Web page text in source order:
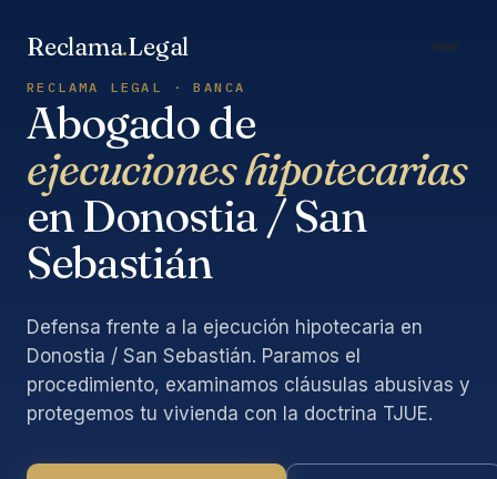
Reclama.Legal
RECLAMA LEGAL · BANCA
Abogado de
ejecuciones hipotecarias
en Donostia / San
Sebastián
Defensa frente a la ejecución hipotecaria en
Donostia / San Sebastián. Paramos el
procedimiento, examinamos cláusulas abusivas y
protegemos tu vivienda con la doctrina TJUE.